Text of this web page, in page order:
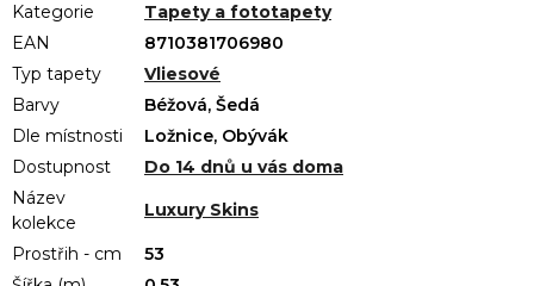
Kategorie
Tapety a fototapety
EAN
8710381706980
Typ tapety
Vliesové
Barvy
Béžová, Šedá
Dle místnosti
Ložnice, Obývák
Dostupnost
Do 14 dnů u vás doma
Název
kolekce
Luxury Skins
Prostřih - cm
53